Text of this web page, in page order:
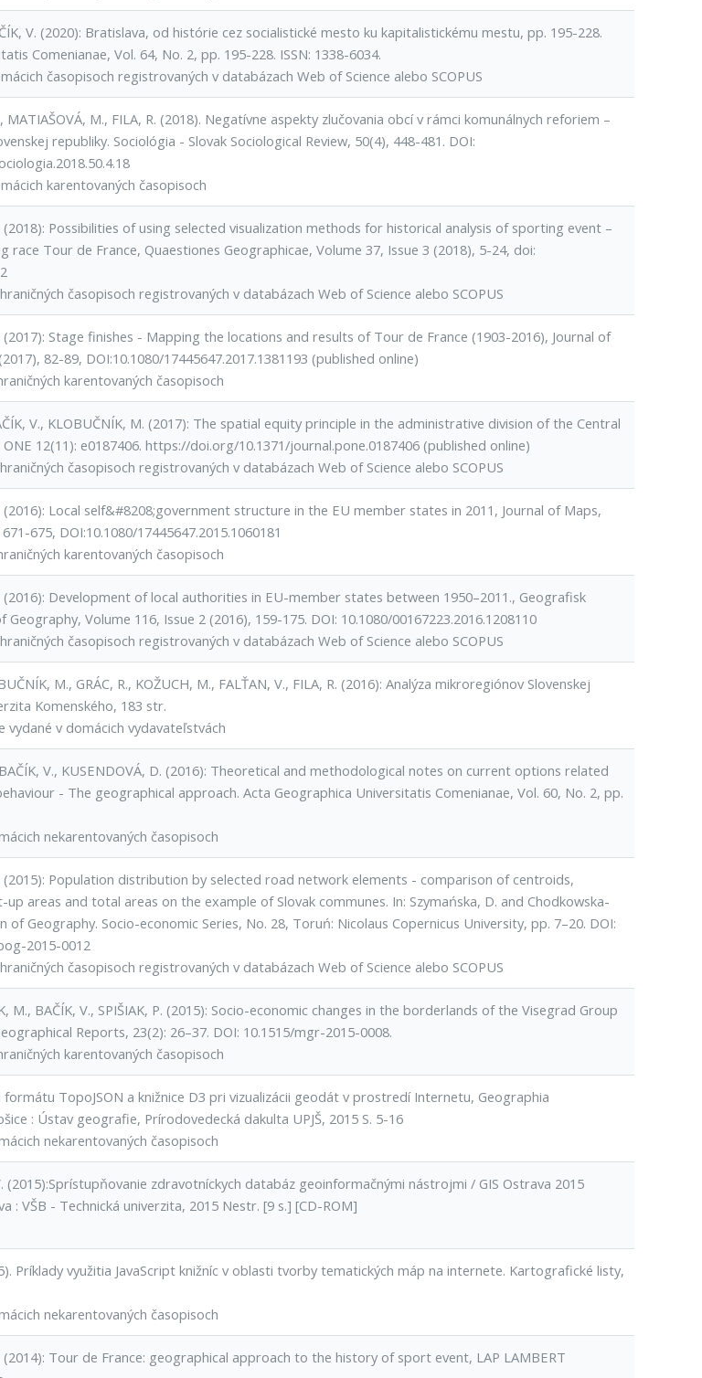
V. (2020): Bratislava, od histórie cez socialistické mesto ku kapitalistickému mestu, pp. 195-228.
Comenianae, Vol. 64, No. 2, pp. 195-228. ISSN: 1338-6034.
časopisoch registrovaných v databázach Web of Science alebo SCOPUS
MATIAŠOVÁ, M., FILA, R. (2018). Negatívne aspekty zlučovania obcí v rámci komunálnych reforiem –
republiky. Sociológia - Slovak Sociological Review, 50(4), 448-481. DOI:
karentovaných časopisoch
(2018): Possibilities of using selected visualization methods for historical analysis of sporting event –
race Tour de France, Quaestiones Geographicae, Volume 37, Issue 3 (2018), 5-24, doi:
časopisoch registrovaných v databázach Web of Science alebo SCOPUS
(2017): Stage finishes - Mapping the locations and results of Tour de France (1903-2016), Journal of
82-89, DOI:10.1080/17445647.2017.1381193 (published online)
karentovaných časopisoch
V., KLOBUČNÍK, M. (2017): The spatial equity principle in the administrative division of the Central
12(11): e0187406. https://doi.org/10.1371/journal.pone.0187406 (published online)
časopisoch registrovaných v databázach Web of Science alebo SCOPUS
(2016): Local self&#8208;government structure in the EU member states in 2011, Journal of Maps,
675, DOI:10.1080/17445647.2015.1060181
karentovaných časopisoch
(2016): Development of local authorities in EU-member states between 1950–2011., Geografisk
Volume 116, Issue 2 (2016), 159-175. DOI: 10.1080/00167223.2016.1208110
časopisoch registrovaných v databázach Web of Science alebo SCOPUS
M., GRÁC, R., KOŽUCH, M., FALŤAN, V., FILA, R. (2016): Analýza mikroregiónov Slovenskej
Komenského, 183 str.
vydané v domácich vydavateľstvách
BAČÍK, V., KUSENDOVÁ, D. (2016): Theoretical and methodological notes on current options related
- The geographical approach. Acta Geographica Universitatis Comenianae, Vol. 60, No. 2, pp.
nekarentovaných časopisoch
(2015): Population distribution by selected road network elements - comparison of centroids,
areas and total areas on the example of Slovak communes. In: Szymańska, D. and Chodkowska-
of Geography. Socio-economic Series, No. 28, Toruń: Nicolaus Copernicus University, pp. 7–20. DOI:
2015-0012
časopisoch registrovaných v databázach Web of Science alebo SCOPUS
M., BAČÍK, V., SPIŠIAK, P. (2015): Socio-economic changes in the borderlands of the Visegrad Group
Reports, 23(2): 26–37. DOI: 10.1515/mgr-2015-0008.
karentovaných časopisoch
formátu TopoJSON a knižnice D3 pri vizualizácii geodát v prostredí Internetu, Geographia
: Ústav geografie, Prírodovedecká dakulta UPJŠ, 2015 S. 5-16
nekarentovaných časopisoch
(2015):Sprístupňovanie zdravotníckych databáz geoinformačnými nástrojmi / GIS Ostrava 2015
: VŠB - Technická univerzita, 2015 Nestr. [9 s.] [CD-ROM]
Príklady využitia JavaScript knižníc v oblasti tvorby tematických máp na internete. Kartografické listy,
nekarentovaných časopisoch
(2014): Tour de France: geographical approach to the history of sport event, LAP LAMBERT